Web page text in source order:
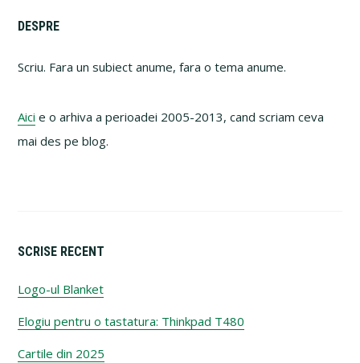
Primary
Sidebar
DESPRE
Scriu. Fara un subiect anume, fara o tema anume.
Aici e o arhiva a perioadei 2005-2013, cand scriam ceva
mai des pe blog.
SCRISE RECENT
Logo-ul Blanket
Elogiu pentru o tastatura: Thinkpad T480
Cartile din 2025